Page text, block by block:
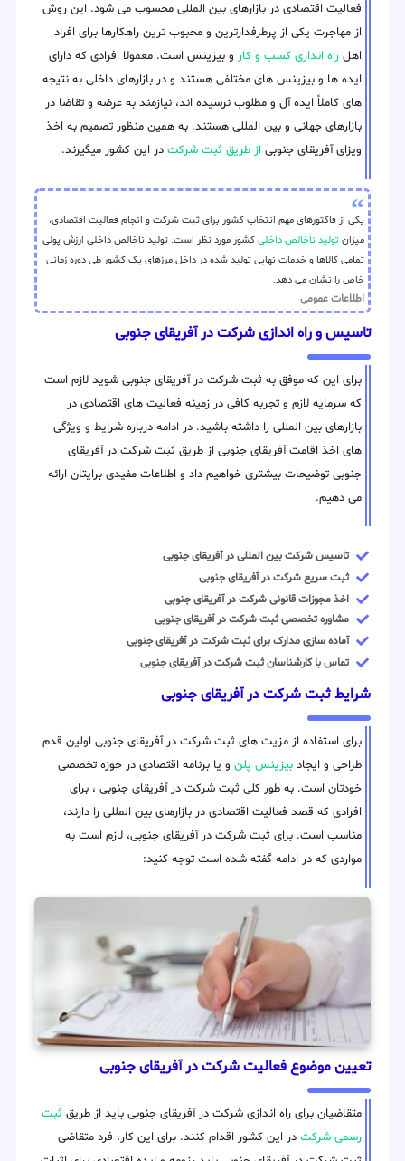
فعالیت اقتصادی در بازارهای بین المللی محسوب می شود. این روش
از مهاجرت یکی از پرطرفدارترین و محبوب ترین راهکارها برای افراد
اهل راه اندازی کسب و کار و بیزینس است. معمولا افرادی که دارای
ایده ها و بیزینس های مختلفی هستند و در بازارهای داخلی به نتیجه
های کاملاً ایده آل و مطلوب نرسیده اند، نیازمند به عرضه و تقاضا در
بازارهای جهانی و بین المللی هستند. به همین منظور تصمیم به اخذ
ویزای آفریقای جنوبی از طریق ثبت شرکت در این کشور میگیرند.
یکی از فاکتورهای مهم انتخاب کشور برای ثبت شرکت و انجام فعالیت اقتصادی،
میزان تولید ناخالص داخلی کشور مورد نظر است. تولید ناخالص داخلی ارزش پولی
تمامی کالاها و خدمات نهایی تولید شده در داخل مرزهای یک کشور طی دوره زمانی
خاص را نشان می دهد.
اطلاعات عمومی
تاسیس و راه اندازی شرکت در آفریقای جنوبی
برای این که موفق به ثبت شرکت در آفریقای جنوبی شوید لازم است
که سرمایه لازم و تجربه کافی در زمینه فعالیت های اقتصادی در
بازارهای بین المللی را داشته باشید. در ادامه درباره شرایط و ویژگی
های اخذ اقامت آفریقای جنوبی از طریق ثبت شرکت در آفریقای
جنوبی توضیحات بیشتری خواهیم داد و اطلاعات مفیدی برایتان ارائه
می دهیم.
تاسیس شرکت بین المللی در آفریقای جنوبی
ثبت سریع شرکت در آفریقای جنوبی
اخذ مجوزات قانونی شرکت در آفریقای جنوبی
مشاوره تخصصی ثبت شرکت در آفریقای جنوبی
آماده سازی مدارک برای ثبت شرکت در آفریقای جنوبی
تماس با کارشناسان ثبت شرکت در آفریقای جنوبی
شرایط ثبت شرکت در آفریقای جنوبی
برای استفاده از مزیت های ثبت شرکت در آفریقای جنوبی اولین قدم
طراحی و ایجاد بیزینس پلن و یا برنامه اقتصادی در حوزه تخصصی
خودتان است. به طور کلی ثبت شرکت در آفریقای جنوبی ، برای
افرادی که قصد فعالیت اقتصادی در بازارهای بین المللی را دارند،
مناسب است. برای ثبت شرکت در آفریقای جنوبی، لازم است به
مواردی که در ادامه گفته شده است توجه کنید:
تعیین موضوع فعالیت شرکت در آفریقای جنوبی
متقاضیان برای راه اندازی شرکت در آفریقای جنوبی باید از طریق ثبت
رسمی شرکت در این کشور اقدام کنند. برای این کار، فرد متقاضی